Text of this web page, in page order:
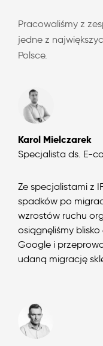
Pracowaliśmy z
jedne z
Polsce.
Karol Mielczarek
Specjalista ds. E-
Ze specjalistami z
spadków po
wzrostów ruchu
osiągnęliśmy
Google i
udaną migrację